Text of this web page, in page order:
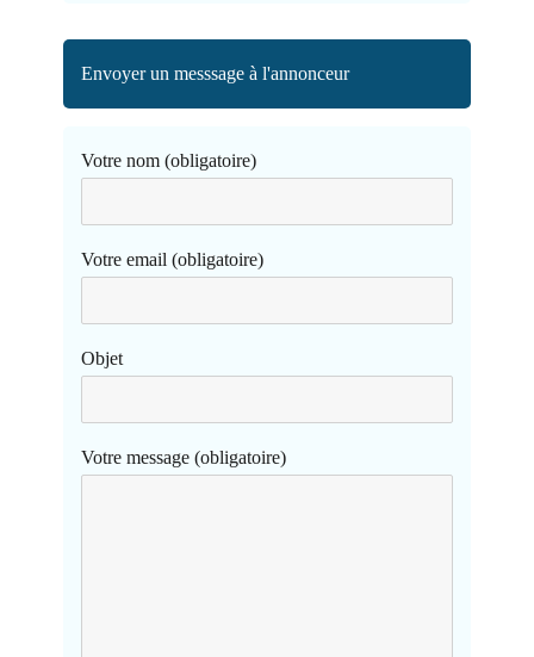
Envoyer un messsage à l'annonceur
Votre nom (obligatoire)
Votre email (obligatoire)
Objet
Votre message (obligatoire)